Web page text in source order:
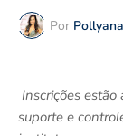
Por
Inscrições
suporte e